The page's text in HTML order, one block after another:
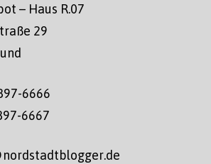
– Haus R.07
29
6666
6667